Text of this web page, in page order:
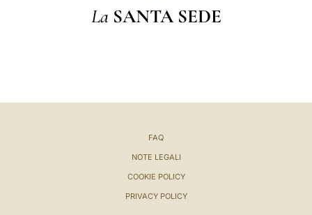
La SANTA SEDE
FAQ
NOTE LEGALI
COOKIE POLICY
PRIVACY POLICY